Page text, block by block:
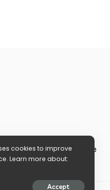
Informacje
cookies to improve
Learn more about:
Accept